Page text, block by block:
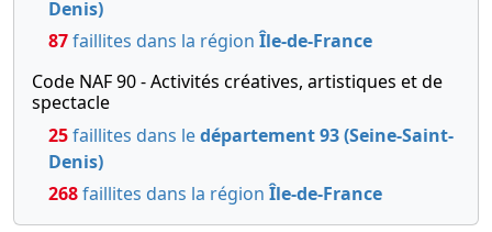
Denis)
87faillites dans la région Île-de-France
Code NAF 90 - Activités créatives, artistiques et de
spectacle
25faillites dans ledépartement 93 (Seine-Saint-
Denis)
268faillites dans la région Île-de-France